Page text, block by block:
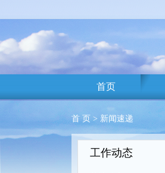
首页
首 页 > 新闻速递
工作动态